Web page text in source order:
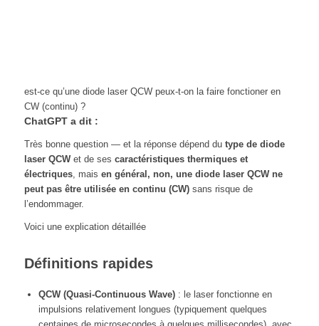
est-ce qu’une diode laser QCW peux-t-on la faire fonctioner en
CW (continu) ?
ChatGPT a dit :
Très bonne question — et la réponse dépend du type de diode
laser QCWet de ses caractéristiques thermiques et
électriques, mais en général, non, une diode laser QCW ne
peut pas être utilisée en continu (CW)sans risque de
l’endommager.
Voici une explication détaillée
Définitions rapides
QCW (Quasi-Continuous Wave): le laser fonctionne en
impulsions relativement longues (typiquement quelques